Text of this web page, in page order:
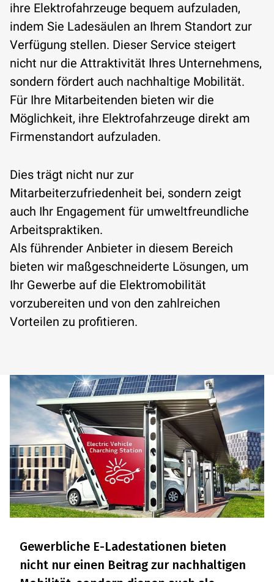
ihre Elektrofahrzeuge bequem aufzuladen,
indem Sie Ladesäulen an Ihrem Standort zur
Verfügung stellen. Dieser Service steigert
nicht nur die Attraktivität Ihres Unternehmens,
sondern fördert auch nachhaltige Mobilität.
Für Ihre Mitarbeitenden bieten wir die
Möglichkeit, ihre Elektrofahrzeuge direkt am
Firmenstandort aufzuladen.
Dies trägt nicht nur zur
Mitarbeiterzufriedenheit bei, sondern zeigt
auch Ihr Engagement für umweltfreundliche
Arbeitspraktiken.
Als führender Anbieter in diesem Bereich
bieten wir maßgeschneiderte Lösungen, um
Ihr Gewerbe auf die Elektromobilität
vorzubereiten und von den zahlreichen
Vorteilen zu profitieren.
Gewerbliche E-Ladestationen bieten
nicht nur einen Beitrag zur nachhaltigen